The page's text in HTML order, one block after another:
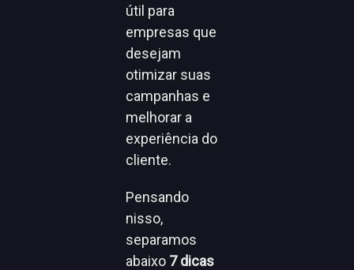
útil para
empresas que
desejam
otimizar suas
campanhas e
melhorar a
experiência do
cliente.
Pensando
nisso,
separamos
abaixo 7 dicas